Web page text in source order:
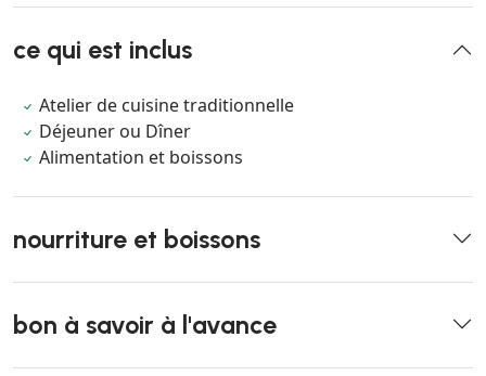
ce qui est inclus
Atelier de cuisine traditionnelle
Déjeuner ou Dîner
Alimentation et boissons
nourriture et boissons
bon à savoir à l'avance